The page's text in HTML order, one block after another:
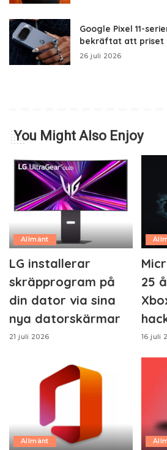
Google Pixel 11-
bekräftat att priset
26 juli 2026
You Might Also Enjoy
Allmänt
LG installerar
skräpprogram på
din dator via sina
nya datorskärmar
21 juli 2026
25
16 juli
Allmänt